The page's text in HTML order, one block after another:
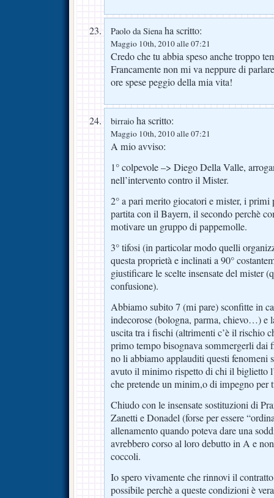
Paolo da Sienaha scritto:
Maggio 10th, 2010 alle 07:21
Credo che tu abbia speso anche troppo
Francamente non mi va neppure di
ore spese peggio della mia vita!
birraio ha scritto:
Maggio 10th, 2010 alle 07:21
A mio avviso:
1° colpevole –> Diego Della Valle,
nell’intervento contro il Mister.
2° a pari merito giocatori e mister, i primi
partita con il Bayern, il secondo perchè
motivare un gruppo di pappemolle.
3° tifosi (in particolar modo quelli
questa proprietà e inclinati a 90°
giustificare le scelte insensate del mister
confusione).
Abbiamo subito 7 (mi pare) sconfitte in
indecorose (bologna, parma, chievo…) e
uscita tra i fischi (altrimenti c’è il rischio
primo tempo bisognava sommergerli dai
no li abbiamo applauditi questi fenomeni
avuto il minimo rispetto di chi il biglietto
che pretende un minim,o di impegno per
Chiudo con le insensate sostituzioni di
Zanetti e Donadel (forse per essere
allenamento quando poteva dare una
avrebbero corso al loro debutto in A e
coccoli.
Io spero vivamente che rinnovi il
possibile perchè a queste condizioni è